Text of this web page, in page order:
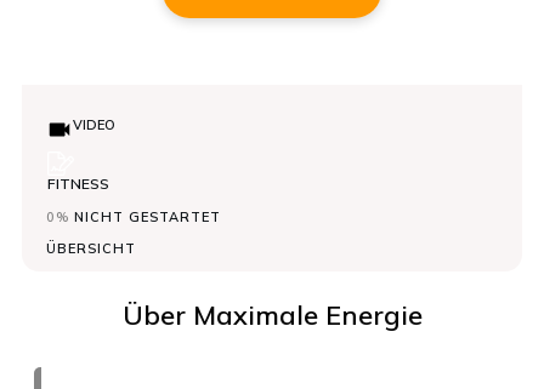
VIDEO
FITNESS
0% NICHT GESTARTET
ÜBERSICHT
Über Maximale Energie